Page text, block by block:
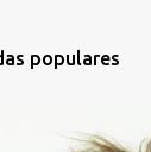
populares